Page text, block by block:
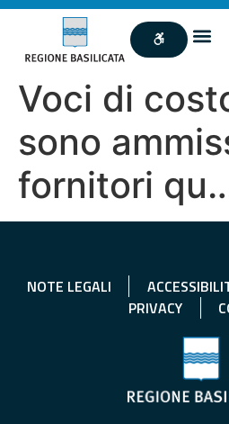
Voci di
sono
fornitori
NOTE LEGALI
PRIVACY